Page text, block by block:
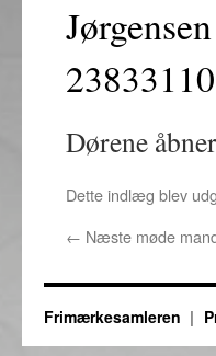
23833110
Dørene
Dette indlæg blev
← Næste møde
Frimærkesamleren